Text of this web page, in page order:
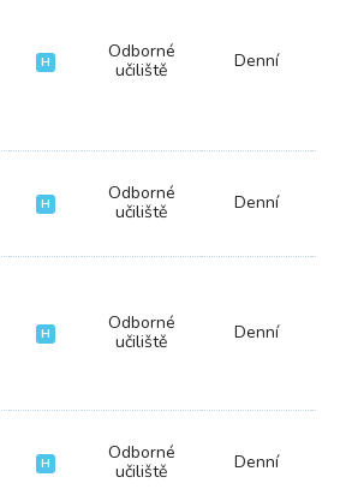
H
Odborné
učiliště
Denní
H
Odborné
učiliště
Denní
H
Odborné
učiliště
Denní
H
Odborné
učiliště
Denní